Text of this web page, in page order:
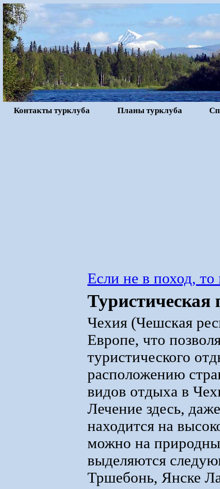
Контакты турклуба Планы турклуба
Если не в поход, то
Туристическая
Чехия (Чешская
Европе, что
туристического
расположению
видов отдыха в
Лечение здесь,
находится на
можно на
выделяются
Тршебонь, Янске